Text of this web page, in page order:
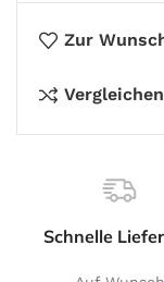
Zur
Vergleichen
Schnelle